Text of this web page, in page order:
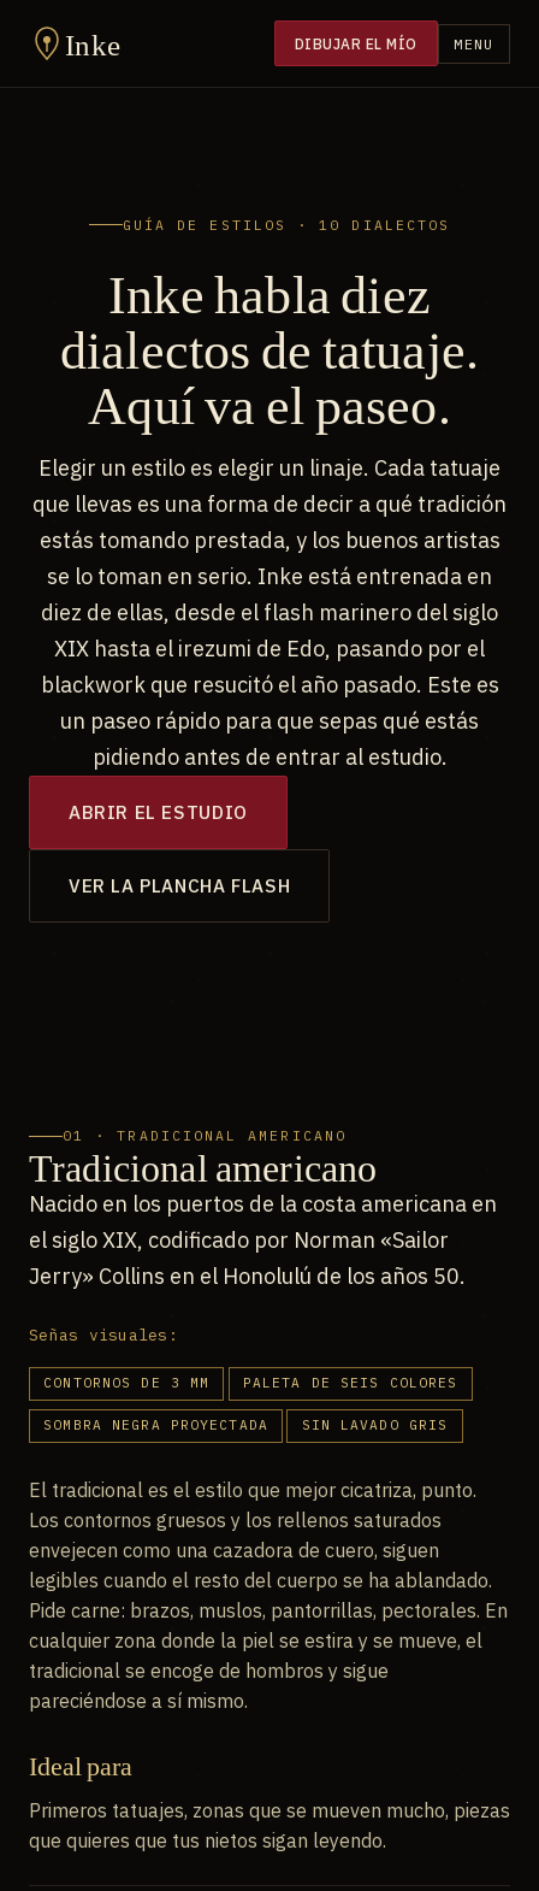
Inke DIBUJAR EL MÍO MENU
GUÍA DE ESTILOS · 10 DIALECTOS
Inke habla diez
dialectos de tatuaje.
Aquí va el paseo.
Elegir un estilo es elegir un linaje. Cada tatuaje
que llevas es una forma de decir a qué tradición
estás tomando prestada, y los buenos artistas
se lo toman en serio. Inke está entrenada en
diez de ellas, desde el flash marinero del siglo
XIX hasta el irezumi de Edo, pasando por el
blackwork que resucitó el año pasado. Este es
un paseo rápido para que sepas qué estás
pidiendo antes de entrar al estudio.
ABRIR EL ESTUDIO
VER LA PLANCHA FLASH
01 · TRADICIONAL AMERICANO
Tradicional americano
Nacido en los puertos de la costa americana en
el siglo XIX, codificado por Norman «Sailor
Jerry» Collins en el Honolulú de los años 50.
Señas visuales:
CONTORNOS DE 3 MM PALETA DE SEIS COLORES
SOMBRA NEGRA PROYECTADA SIN LAVADO GRIS
El tradicional es el estilo que mejor cicatriza, punto.
Los contornos gruesos y los rellenos saturados
envejecen como una cazadora de cuero, siguen
legibles cuando el resto del cuerpo se ha ablandado.
Pide carne: brazos, muslos, pantorrillas, pectorales. En
cualquier zona donde la piel se estira y se mueve, el
tradicional se encoge de hombros y sigue
pareciéndose a sí mismo.
Ideal para
Primeros tatuajes, zonas que se mueven mucho, piezas
que quieres que tus nietos sigan leyendo.